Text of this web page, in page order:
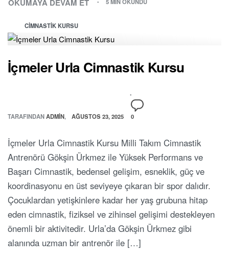
OKUMAYA DEVAM ET
CIMNASTIK KURSU
İçmeler Urla Cimnastik Kursu
TARAFINDANADMIN AĞUSTOS 23, 2025 0
İçmeler Urla Cimnastik Kursu Milli Takım Cimnastik
Antrenörü Gökşin Ürkmez ile Yüksek Performans ve
Başarı Cimnastik, bedensel gelişim, esneklik, güç ve
koordinasyonu en üst seviyeye çıkaran bir spor dalıdır.
Çocuklardan yetişkinlere kadar her yaş grubuna hitap
eden cimnastik, fiziksel ve zihinsel gelişimi destekleyen
önemli bir aktivitedir. Urla’da Gökşin Ürkmez gibi
alanında uzman bir antrenör ile […]